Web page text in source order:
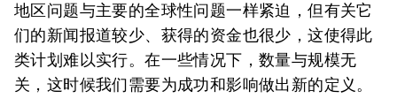
地区问题与主要的全球性问题一样紧迫，但有关它
们的新闻报道较少、获得的资金也很少，这使得此
类计划难以实行。在一些情况下，数量与规模无
关，这时候我们需要为成功和影响做出新的定义。